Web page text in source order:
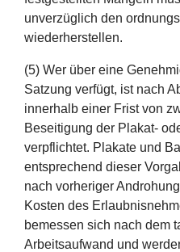
unverzüglich den
wiederherstellen.
(5) Wer über eine
Satzung verfügt, ist nach
innerhalb einer Frist von
Beseitigung der Plakat-
verpflichtet. Plakate und
entsprechend dieser
nach vorheriger
Kosten des
bemessen sich nach dem
Arbeitsaufwand und